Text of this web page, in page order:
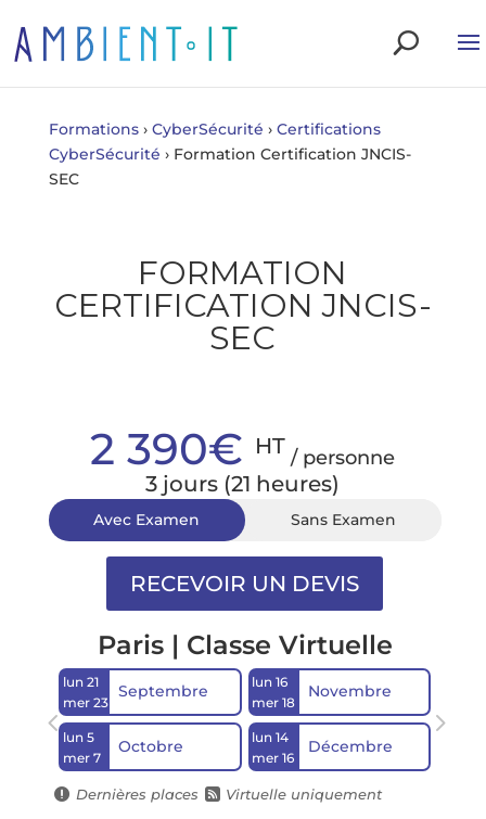
Formations › CyberSécurité › Certifications
CyberSécurité › Formation Certification JNCIS-
SEC
FORMATION
CERTIFICATION JNCIS-
SEC
2 390€ HT / personne
3 jours (21 heures)
Avec Examen Sans Examen
Paris | Classe Virtuelle
lun 21
mer 23
Septembre
lun 5
mer 7
Octobre
lun 16
mer 18
Novembre
lun 14
mer 16
Décembre
 Dernières places  Virtuelle uniquement